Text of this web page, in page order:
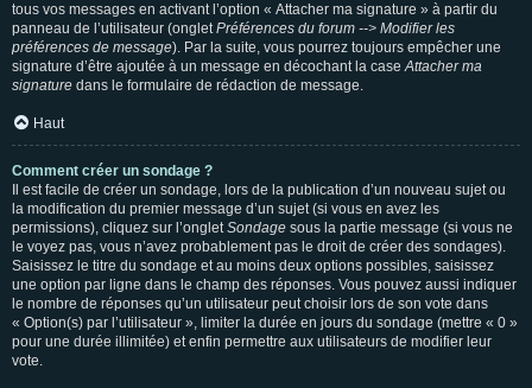
tous vos messages en activant l’option « Attacher ma signature » à partir du
panneau de l’utilisateur (ongletPréférences du forum --> Modifier les
préférences de message). Par la suite, vous pourrez toujours empêcher une
signature d’être ajoutée à un message en décochant la caseAttacher ma
signature dans le formulaire de rédaction de message.
Haut
Comment créer un sondage ?
Il est facile de créer un sondage, lors de la publication d’un nouveau sujet ou
la modification du premier message d’un sujet (si vous en avez les
permissions), cliquez sur l’ongletSondage sous la partie message (si vous ne
le voyez pas, vous n’avez probablement pas le droit de créer des sondages).
Saisissez le titre du sondage et au moins deux options possibles, saisissez
une option par ligne dans le champ des réponses. Vous pouvez aussi indiquer
le nombre de réponses qu’un utilisateur peut choisir lors de son vote dans
« Option(s) par l’utilisateur », limiter la durée en jours du sondage (mettre « 0 »
pour une durée illimitée) et enfin permettre aux utilisateurs de modifier leur
vote.